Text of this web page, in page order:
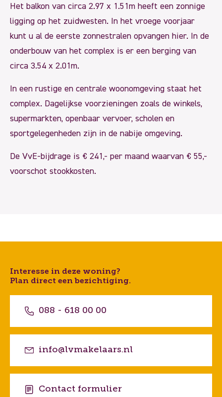
Het balkon van circa 2.97 x 1.51m heeft een zonnige
ligging op het zuidwesten. In het vroege voorjaar
kunt u al de eerste zonnestralen opvangen hier. In de
onderbouw van het complex is er een berging van
circa 3.54 x 2.01m.
In een rustige en centrale woonomgeving staat het
complex. Dagelijkse voorzieningen zoals de winkels,
supermarkten, openbaar vervoer, scholen en
sportgelegenheden zijn in de nabije omgeving.
De VvE-bijdrage is € 241,- per maand waarvan € 55,-
voorschot stookkosten.
Interesse in deze woning?
Plan direct een bezichtiging.
088 - 618 00 00
info@lvmakelaars.nl
Contact formulier